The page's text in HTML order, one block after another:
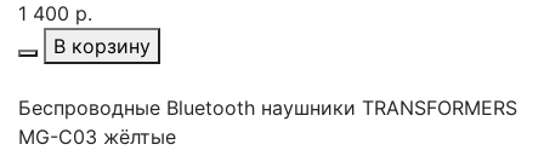
1 400 р.
В корзину
Беспроводные Bluetooth наушники TRANSFORMERS
MG-C03 жёлтые